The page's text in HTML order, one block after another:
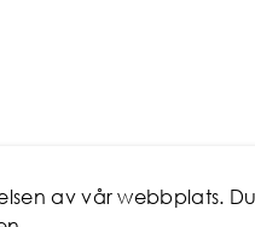
av vår webbplats.